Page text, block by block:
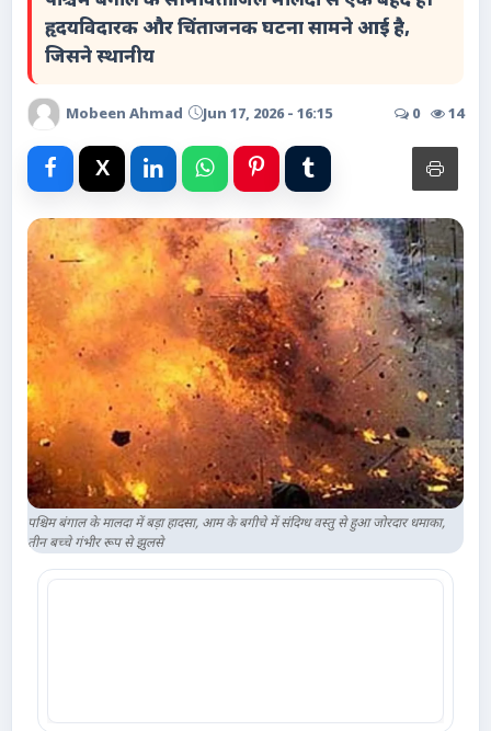
विशेष लेख
धर्म और अध्यात्म
Advertise with Us
Gallery
Videos
Contacts
हृदयविदारक और चिंताजनक घटना सामने आई है,
जिसने स्थानीय
Mobeen Ahmad Jun 17, 2026 - 16:15 0 14
पश्चिम बंगाल के मालदा में बड़ा हादसा, आम के बगीचे में संदिग्ध वस्तु से हुआ जोरदार धमाका,
तीन बच्चे गंभीर रूप से झुलसे